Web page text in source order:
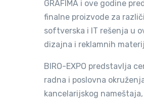
GRAFIMA i ove godine
finalne proizvode za
softverska i IT rešenja u
dizajna i reklamnih
BIRO-EXPO predstavlja
radna i poslovna
kancelarijskog